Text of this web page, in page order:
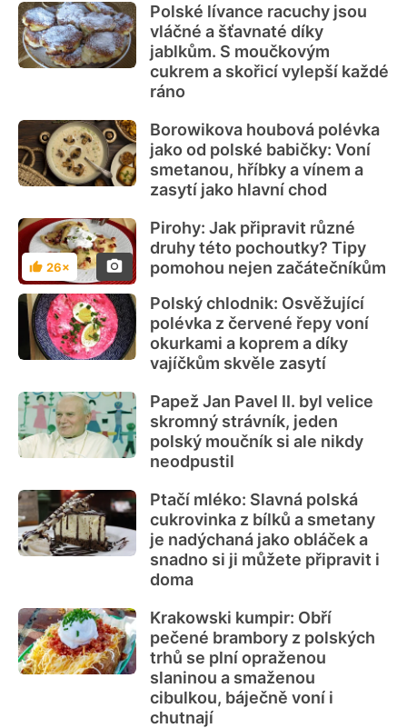
Polské lívance racuchy jsou
vláčné a šťavnaté díky
jablkům. S moučkovým
cukrem a skořicí vylepší každé
ráno
Borowikova houbová polévka
jako od polské babičky: Voní
smetanou, hříbky a vínem a
zasytí jako hlavní chod
Hodnocení
26×
Pirohy: Jak připravit různé
druhy této pochoutky? Tipy
pomohou nejen začátečníkům
Polský chlodnik: Osvěžující
polévka z červené řepy voní
okurkami a koprem a díky
vajíčkům skvěle zasytí
Papež Jan Pavel II. byl velice
skromný strávník, jeden
polský moučník si ale nikdy
neodpustil
Ptačí mléko: Slavná polská
cukrovinka z bílků a smetany
je nadýchaná jako obláček a
snadno si ji můžete připravit i
doma
Krakowski kumpir: Obří
pečené brambory z polských
trhů se plní opraženou
slaninou a smaženou
cibulkou, báječně voní i
chutnají